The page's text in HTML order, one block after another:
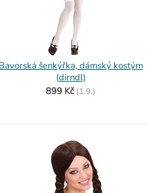
Bavorská šenkýřka, dámský kostým
(dirndl)
899 Kč (1.9.)